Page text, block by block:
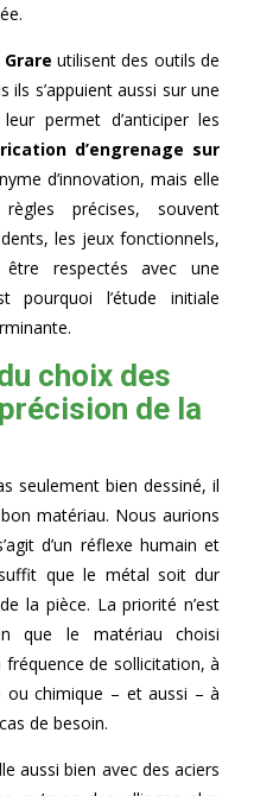
utilisent des outils de
s’appuient aussi sur une
permet d’anticiper les
d’engrenage sur
d’innovation, mais elle
précises, souvent
les jeux fonctionnels,
respectés avec une
pourquoi l’étude initiale
choix des
de la
seulement bien dessiné, il
matériau. Nous aurions
d’un réflexe humain et
que le métal soit dur
la pièce. La priorité n’est
que le matériau choisi
fréquence de sollicitation, à
ou chimique – et aussi – à
de besoin.
aussi bien avec des aciers